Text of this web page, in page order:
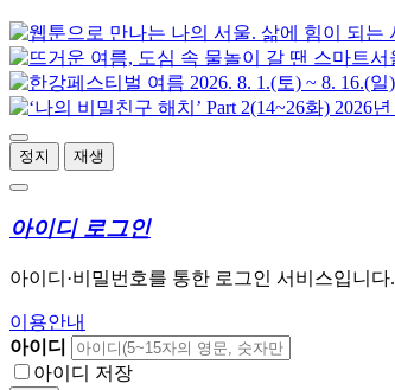
정지 재생
아이디 로그인
아이디·비밀번호를 통한 로그인 서비스입니다.
이용안내
아이디
아이디 저장